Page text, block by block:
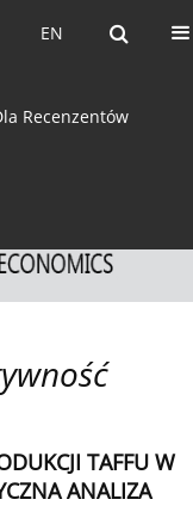
EN EN
PL
Recenzentów
ISSN: 0044-1600
TAFFU W
ANALIZA